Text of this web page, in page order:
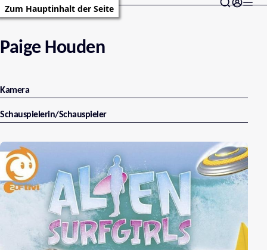
Zum Hauptinhalt der Seite
Paige Houden
Kamera
Schauspielerin/Schauspieler